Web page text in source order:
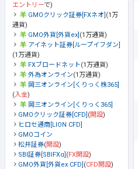
エントリーで)
GMOクリック証券[FXネオ] (1万
通貨)
GMO外貨[外貨ex] (1万通貨)
アイネット証券[ループイフダン]
(1万通貨)
FXブロードネット(1万通貨)
外為オンライン(1万通貨)
岡三オンライン[くりっく株365]
(入金)
岡三オンライン[くりっく365]
GMOクリック証券[CFD] (開設)
ヒロセ通商[LION CFD]
GMOコイン
松井証券(開設)
SBI証券[SBIFXα] (FX開設)
GMO外貨[外貨ex CFD] (CFD開設)